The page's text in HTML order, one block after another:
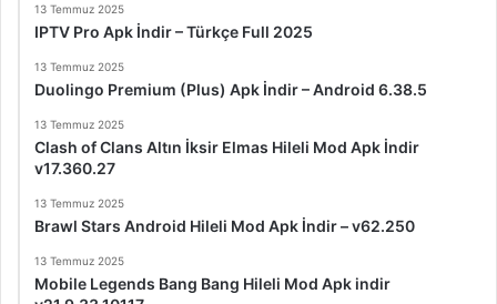
13 Temmuz 2025
IPTV Pro Apk İndir – Türkçe Full 2025
13 Temmuz 2025
Duolingo Premium (Plus) Apk İndir – Android 6.38.5
13 Temmuz 2025
Clash of Clans Altın İksir Elmas Hileli Mod Apk İndir
v17.360.27
13 Temmuz 2025
Brawl Stars Android Hileli Mod Apk İndir – v62.250
13 Temmuz 2025
Mobile Legends Bang Bang Hileli Mod Apk indir